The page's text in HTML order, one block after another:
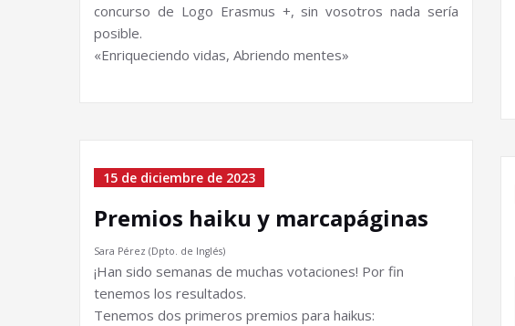
concurso de Logo Erasmus +, sin vosotros nada sería
posible.
«Enriqueciendo vidas, Abriendo mentes»
15 de diciembre de 2023
Premios haiku y marcapáginas
Sara Pérez (Dpto. de Inglés)
¡Han sido semanas de muchas votaciones! Por fin
tenemos los resultados.
Tenemos dos primeros premios para haikus: